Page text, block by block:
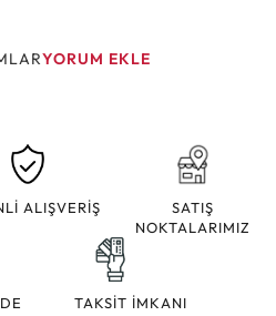
YORUM EKLE
ALIŞVERİŞ
SATIŞ
NOKTALARIMIZ
TAKSİT İMKANI